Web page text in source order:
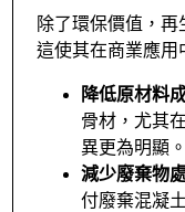
除了環保價值，再
這使其在商業應用
降低原材料
骨材，尤其
異更為明顯。
減少廢棄物
付廢棄混凝